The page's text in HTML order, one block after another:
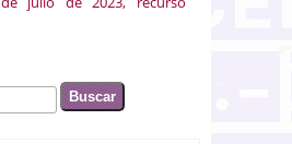
de búsqueda